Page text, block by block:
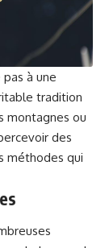
à une
tradition
montagnes ou
des
méthodes qui